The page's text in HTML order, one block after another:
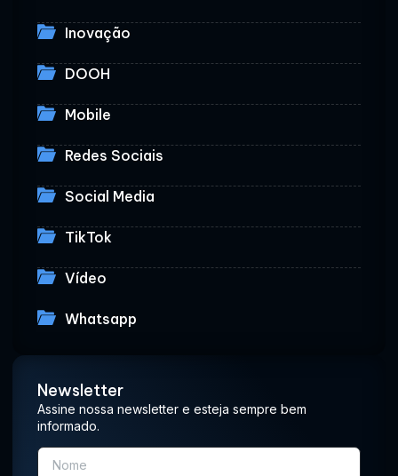
Inovação
DOOH
Mobile
Redes Sociais
Social Media
TikTok
Vídeo
Whatsapp
Newsletter
Assine nossa newsletter e esteja sempre bem
informado.